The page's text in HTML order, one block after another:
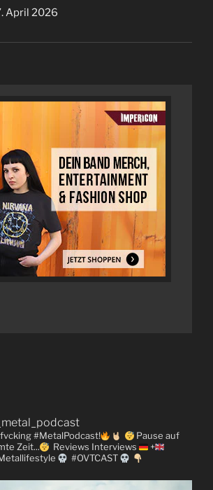
April 2026
#MetalPodcast!
Pause auf
Zeit...
Reviews Interviews
+
#OVTCAST